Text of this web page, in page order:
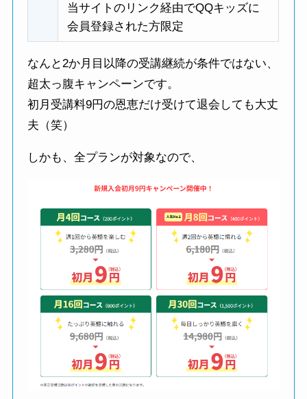
当サイトのリンク経由でQQキッズに
会員登録された方限定
なんと2か月目以降の受講継続が条件ではない、
超太っ腹キャンペーンです。
初月受講料9円の恩恵だけ受けて退会しても大丈
夫（笑）
しかも、全プランが対象なので、